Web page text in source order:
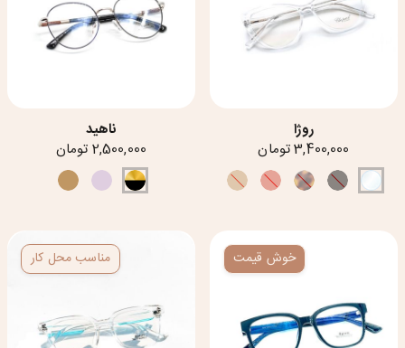
روژا
3,400,000 تومان
ناهید
2,500,000 تومان
خوش قیمت مناسب محل کار